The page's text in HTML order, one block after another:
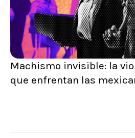
Machismo invisible: la
que enfrentan las